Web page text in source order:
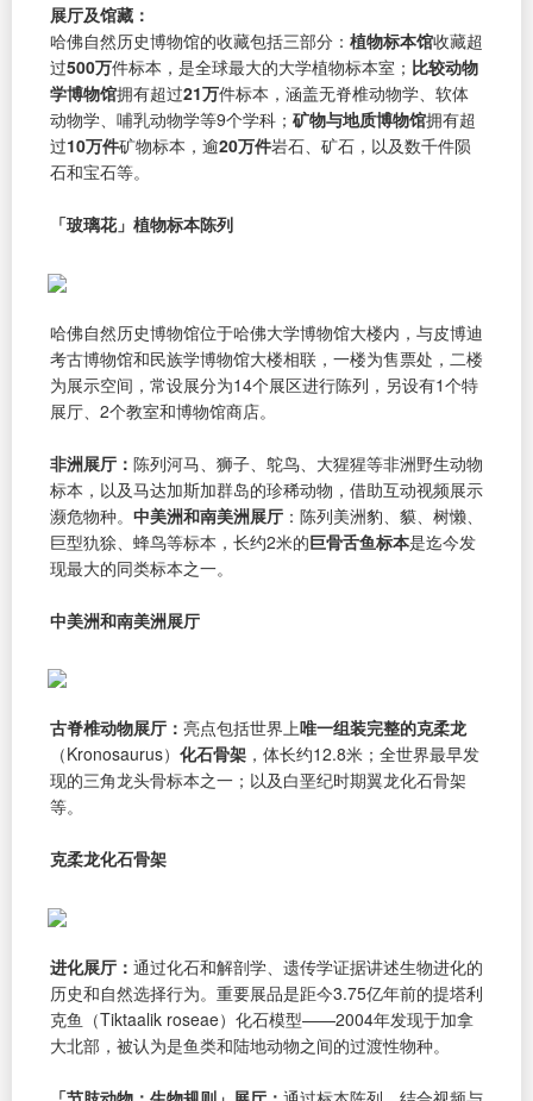
展厅及馆藏：
哈佛自然历史博物馆的收藏包括三部分： 植物标本馆收藏超
过500万件标本，是全球最大的大学植物标本室； 比较动物
学博物馆拥有超过21万件标本，涵盖无脊椎动物学、软体
动物学、哺乳动物学等9个学科； 矿物与地质博物馆拥有超
过10万件矿物标本，逾20万件岩石、矿石，以及数千件陨
石和宝石等。
「玻璃花」植物标本陈列
哈佛自然历史博物馆位于哈佛大学博物馆大楼内，与皮博迪
考古博物馆和民族学博物馆大楼相联，一楼为售票处，二楼
为展示空间，常设展分为14个展区进行陈列，另设有1个特
展厅、2个教室和博物馆商店。
非洲展厅： 陈列河马、狮子、鸵鸟、大猩猩等非洲野生动物
标本，以及马达加斯加群岛的珍稀动物，借助互动视频展示
濒危物种。 中美洲和南美洲展厅 ：陈列美洲豹、貘、树懒、
巨型犰狳、蜂鸟等标本，长约2米的巨骨舌鱼标本是迄今发
现最大的同类标本之一。
中美洲和南美洲展厅
古脊椎动物展厅： 亮点包括世界上唯一组装完整的克柔龙
（Kronosaurus） 化石骨架 ，体长约12.8米；全世界最早发
现的三角龙头骨标本之一；以及白垩纪时期翼龙化石骨架
等。
克柔龙化石骨架
进化展厅： 通过化石和解剖学、遗传学证据讲述生物进化的
历史和自然选择行为。重要展品是距今3.75亿年前的提塔利
克鱼（Tiktaalik roseae）化石模型——2004年发现于加拿
大北部，被认为是鱼类和陆地动物之间的过渡性物种。